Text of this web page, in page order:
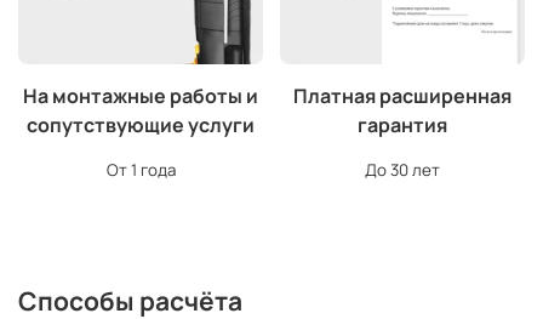
На монтажные работы и
сопутствующие услуги
От 1 года
Платная расширенная
гарантия
До 30 лет
Способы расчёта